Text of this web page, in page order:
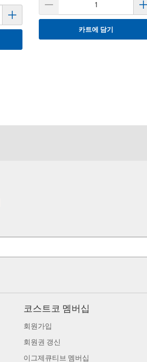
카트에 담기
코스트코 멤버십
회원가입
회원권 갱신
이그제큐티브 멤버십